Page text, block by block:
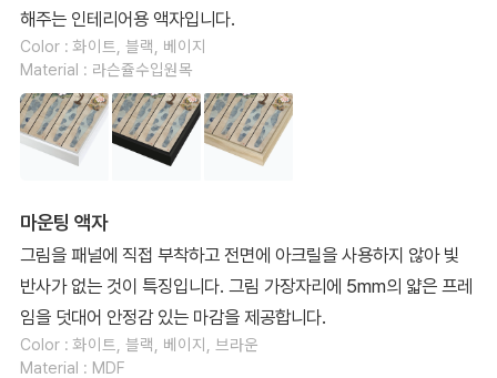
해주는 인테리어용 액자입니다.
Color : 화이트, 블랙, 베이지
Material : 라슨쥴수입원목
마운팅 액자
그림을 패널에 직접 부착하고 전면에 아크릴을 사용하지 않아 빛
반사가 없는 것이 특징입니다. 그림 가장자리에 5mm의 얇은 프레
임을 덧대어 안정감 있는 마감을 제공합니다.
Color : 화이트, 블랙, 베이지, 브라운
Material : MDF